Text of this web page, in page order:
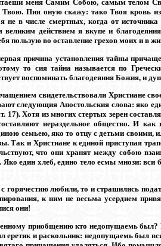
меня Самим Собою, самым телом
Пия оную скажу: тако Твоя кровь
в числе смертных, когда от
великим действием я вкупе и
пользую во оставление грехов моих и в
причина установления тайны
то сия тайна называется по
воспоминать благодеяния Божия, и
свидетельствовали Христиане
следующия Апостольския слова: яко
17). Хотя из многих стертых зерен
нераздельное общество. И
семьею, яко то отцу с детьми своими,
Так и Христиане к единой приступая
что они хранят между собою
един хлеб, едино тело есмы мнози: вси
горячестию любили, то и страшились
к ним не весьма усердием
они!
приобщению кто недопущаемь
и раскольник: недопущаемь был